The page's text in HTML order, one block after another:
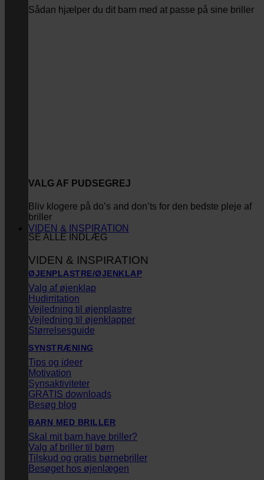
Sådan hjælper du dit barn med at passe på sine briller
VALG AF PUDSEGREJ
Bliv klogere på do’s and don’ts for den bedste pleje af
briller
SE ALLE INDLÆG
VIDEN & INSPIRATION
VIDEN & INSPIRATION
ØJENPLASTRE/ØJENKLAP
Valg af øjenklap
Hudirritation
Vejledning til øjenplastre
Vejledning til øjenklapper
Størrelsesguide
SYNSTRÆNING
Tips og ideer
Motivation
Synsaktiviteter
GRATIS downloads
Besøg blog
BARN MED BRILLER
Skal mit barn have briller?
Valg af briller til børn
Tilskud og gratis børnebriller
Besøget hos øjenlægen